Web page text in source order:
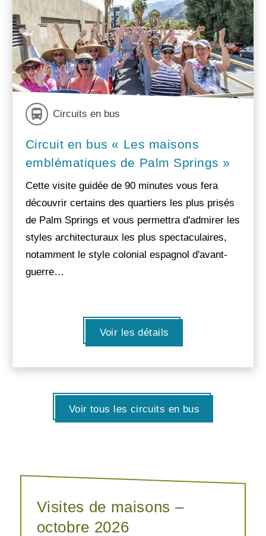
Circuits en bus
Circuit en bus « Les maisons
emblématiques de Palm Springs »
Cette visite guidée de 90 minutes vous fera
découvrir certains des quartiers les plus prisés
de Palm Springs et vous permettra d'admirer les
styles architecturaux les plus spectaculaires,
notamment le style colonial espagnol d'avant-
guerre…
Voir les détails
Voir tous les circuits en bus
Visites de maisons –
octobre 2026